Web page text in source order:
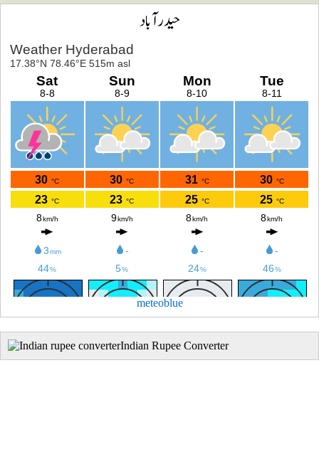
حیدرآباد
meteoblue
Indian Rupee Converter